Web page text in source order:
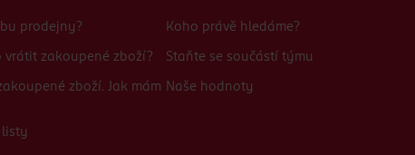
prodejny?
vrátit zakoupené zboží?
zboží. Jak mám
listy
Koho právě hledáme?
Staňte se součástí týmu
Naše hodnoty